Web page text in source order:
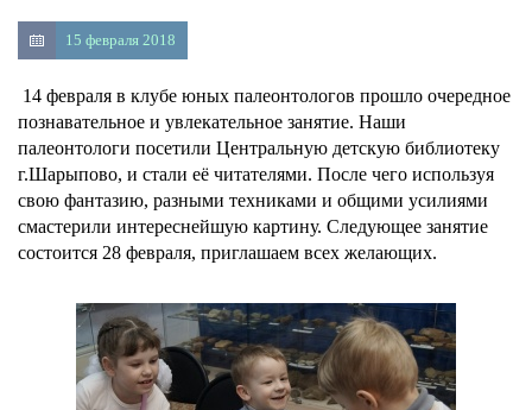
15 февраля 2018
14 февраля в клубе юных палеонтологов прошло очередное
познавательное и увлекательное занятие. Наши
палеонтологи посетили Центральную детскую библиотеку
г.Шарыпово, и стали её читателями. После чего используя
свою фантазию, разными техниками и общими усилиями
смастерили интереснейшую картину. Следующее занятие
состоится 28 февраля, приглашаем всех желающих.